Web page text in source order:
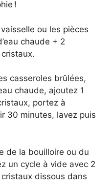
!
ou les pièces
chaude + 2
casseroles brûlées,
chaude, ajoutez 1
portez à
30 minutes, lavez puis
de la bouilloire ou du
un cycle à vide avec 2
dissous dans